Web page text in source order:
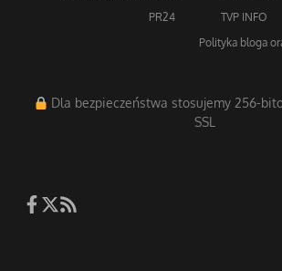
PR24
TVP INFO
Polityka bloga
Dla bezpieczeństwa stosujemy 256-
SSL